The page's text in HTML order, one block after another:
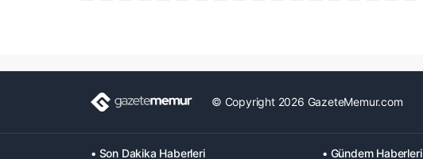
© Copyright 2026 GazeteMemur.com
• Son Dakika Haberleri • Gündem Haberleri